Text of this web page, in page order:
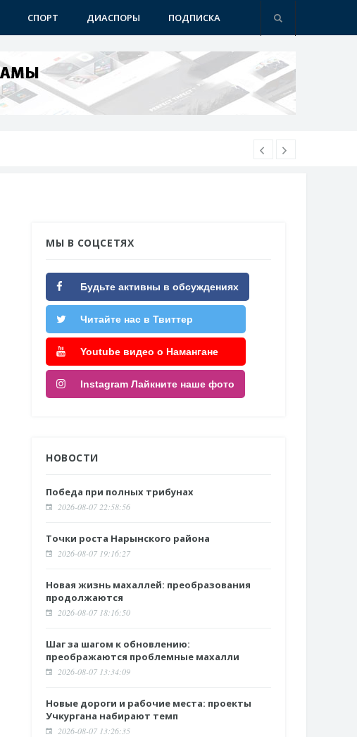
СПОРТ ДИАСПОРЫ ПОДПИСКА
МЫ В СОЦСЕТЯХ
Будьте активны в обсуждениях
Читайте нас в Твиттер
Youtube видео о Намангане
Instagram Лайкните наше фото
НОВОСТИ
Победа при полных трибунах
2026-08-07 22:58:56
Точки роста Нарынского района
2026-08-07 19:16:27
Новая жизнь махаллей: преобразования
продолжаются
2026-08-07 18:16:50
Шаг за шагом к обновлению:
преображаются проблемные махалли
2026-08-07 13:34:09
Новые дороги и рабочие места: проекты
Учкургана набирают темп
2026-08-07 13:26:35